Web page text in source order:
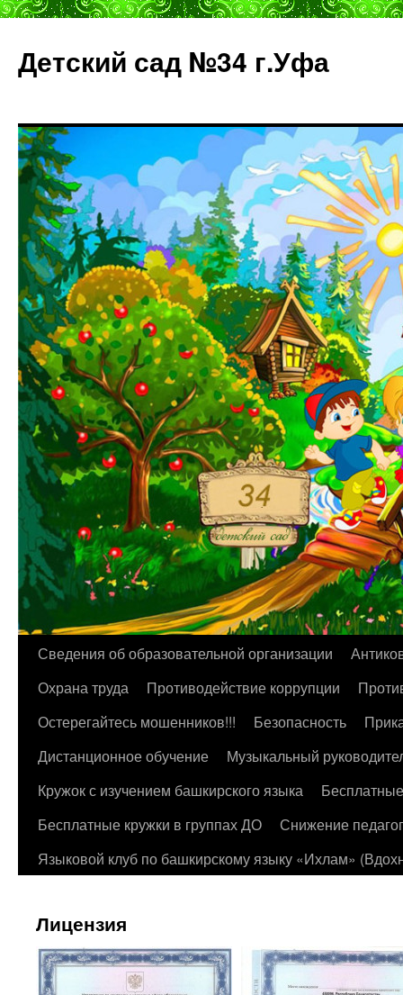
Детский сад №34 г.Уфа
Перейти
содержимому
Сведения об образовательной организации
Охрана труда
Противодействие коррупции
Остерегайтесь мошенников!!!
Безопасность
Дистанционное обучение
Музыкальный
Кружок с изучением башкирского языка
Бесплатные кружки в группах ДО
Снижение
Языковой клуб по башкирскому языку «Ихлам»
Лицензия